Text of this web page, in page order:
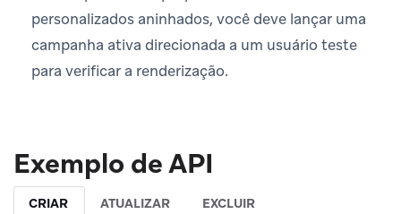
personalizados aninhados, você deve lançar uma
campanha ativa direcionada a um usuário teste
para verificar a renderização.
Exemplo de API
CRIAR ATUALIZAR EXCLUIR